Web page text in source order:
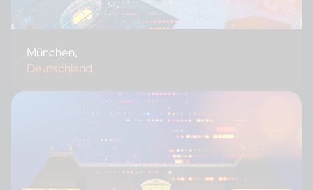
München,
Deutschland